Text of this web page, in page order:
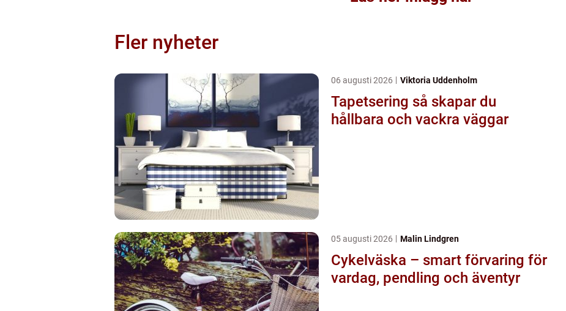
Fler nyheter
06 augusti 2026 Viktoria Uddenholm
Tapetsering så skapar du
hållbara och vackra väggar
05 augusti 2026 Malin Lindgren
Cykelväska – smart förvaring för
vardag, pendling och äventyr